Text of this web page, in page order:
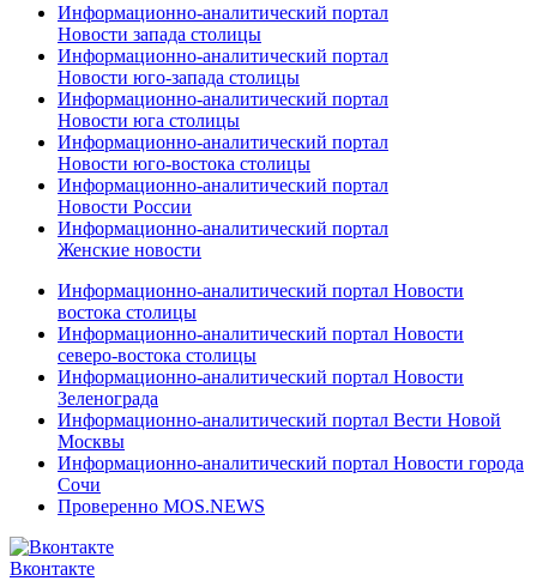
Информационно-аналитический портал
Новости запада столицы
Информационно-аналитический портал
Новости юго-запада столицы
Информационно-аналитический портал
Новости юга столицы
Информационно-аналитический портал
Новости юго-востока столицы
Информационно-аналитический портал
Новости России
Информационно-аналитический портал
Женские новости
Информационно-аналитический портал Новости
востока столицы
Информационно-аналитический портал Новости
северо-востока столицы
Информационно-аналитический портал Новости
Зеленограда
Информационно-аналитический портал Вести Новой
Москвы
Информационно-аналитический портал Новости города
Сочи
Проверенно MOS.NEWS
Вконтакте